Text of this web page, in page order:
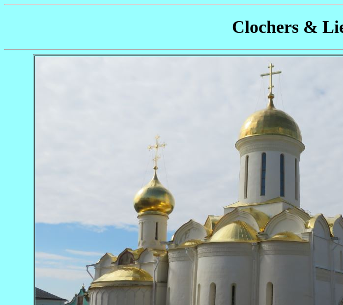
Clochers &